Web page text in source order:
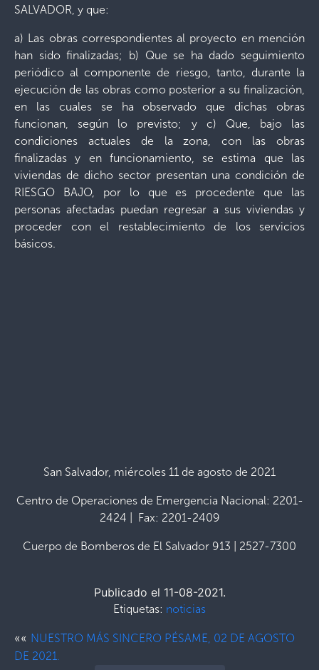
SALVADOR, y que:
a) Las obras correspondientes al proyecto en mención
han sido finalizadas; b) Que se ha dado seguimiento
periódico al componente de riesgo, tanto, durante la
ejecución de las obras como posterior a su finalización,
en las cuales se ha observado que dichas obras
funcionan, según lo previsto; y c) Que, bajo las
condiciones actuales de la zona, con las obras
finalizadas y en funcionamiento, se estima que las
viviendas de dicho sector presentan una condición de
RIESGO BAJO, por lo que es procedente que las
personas afectadas puedan regresar a sus viviendas y
proceder con el restablecimiento de los servicios
básicos.
San Salvador, miércoles 11 de agosto de 2021
Centro de Operaciones de Emergencia Nacional: 2201-
2424 | Fax: 2201-2409
Cuerpo de Bomberos de El Salvador 913 | 2527-7300
Publicado el 11-08-2021.
Etiquetas: noticias
«« NUESTRO MÁS SINCERO PÉSAME, 02 DE AGOSTO
DE 2021.